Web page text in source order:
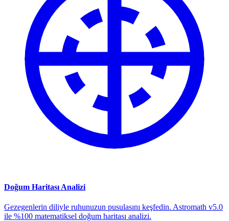
Doğum Haritası Analizi
Gezegenlerin diliyle ruhunuzun pusulasını keşfedin. Astromath v5.0
ile %100 matematiksel doğum haritası analizi.